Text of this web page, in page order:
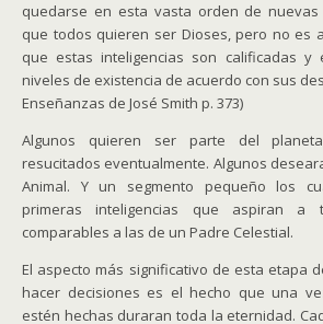
quedarse en esta vasta orden de nuevas
que todos quieren ser Dioses, pero no es
que estas inteligencias son calificadas y
niveles de existencia de acuerdo con sus
Enseñanzas de José Smith p. 373)
Algunos quieren ser parte del
resucitados eventualmente. Algunos
Animal. Y un segmento pequeño los
primeras inteligencias que aspiran a
comparables a las de un Padre Celestial.
El aspecto más significativo de esta etapa
hacer decisiones es el hecho que una
estén hechas duraran toda la eternidad.